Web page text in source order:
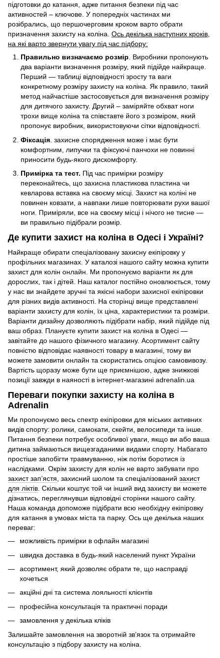
підготовки до катання, адже питання безпеки під час
активностей – ключове. У попередніх частинах ми
розібрались, що першочерговим кроком варто обрати
призначення захисту на коліна. Ось декілька наступних кроків,
на які варто звернути увагу під час підбору:
Правильно визначаємо розмір. Виробники пропонують
два варіанти визначення розміру, який підійде найкраще.
Перший — таблиці відповідності зросту та ваги
конкретному розміру захисту на коліна. Як правило, такий
метод найчастіше застосовується для визначення розміру
для дитячого захисту. Другий – заміряйте обхват ноги
трохи вище коліна та співставте його з розміром, який
пропонує виробник, використовуючи сітки відповідності.
Фіксація . захисне спорядження може і має бути
комфортним, липучки та фіксуючі панчохи не повинні
приносити будь-якого дискомфорту.
Примірка та тест. Під час примірки розміру
переконайтесь, що захисна пластикова пластина чи
кевларова вставка на своєму місці. Захист на коліні не
повинен ковзати, а навпаки лише повторювати рухи вашої
ноги. Приміряли, все на своєму місці і нічого не тисне —
ви правильно підібрали розмір.
Де купити захист на коліна в Одесі і Україні?
Найкраще обирати спеціалізовану захисну екіпіровку у
профільних магазинах. У каталозі нашого сайту можна купити
захист для колін онлайн. Ми пропонуємо варіанти як для
дорослих, так і дітей. Наш каталог постійно оновлюється, тому
у нас ви знайдете зручні та якісні набори захисної екіпіровки
для різних видів активності. На сторінці вище представлені
варіанти захисту для колін, їх ціна, характеристики та розміри.
Варіанти дизайну дозволяють підібрати набір, який підійде під
ваш образ. Плануєте купити захист на коліна в Одесі —
завітайте до нашого фізичного магазину. Асортимент сайту
повністю відповідає наявності товару в магазині, тому ви
можете замовити онлайн та скористатись опцією самовивозу.
Вартість щоразу може бути ще приємнішою, адже знижкові
позиції завжди в наяності в інтернет-магазині adrenalin.ua
Переваги покупки захисту на коліна в
Adrenalin
Ми пропонуємо весь спектр екіпіровки для міських активних
видів спорту: ролики, самокати, скейти, велосипеди та інше.
Питання безпеки потребує особливої уваги, якщо ви або ваша
дитина займаються вищезгаданими видами спорту. Набагато
простіше запобігти травмуванню, ніж потім боротися із
наслідками. Окрім захисту для колін не варто забувати про
захист зап’ястя , захисний шолом та спеціалізований захист
для ліктів . Скільки коштує той чи інший вид захисту ви можете
дізнатись, переглянувши відповідні сторінки нашого сайту.
Наша команда допоможе підібрати всю необхідну екіпіровку
для катання в умовах міста та парку. Ось ще декілька наших
переваг:
можливість примірки в офлайн магазині
швидка доставка в будь-який населений пункт України
асортимент, який дозволяє обрати те, що насправді
хочеться
акційні дні та система лояльності клієнтів
професійна консультація та практичні поради
замовлення у декілька кліків
Залишайте замовлення на зворотній зв’язок та отримайте
консультацію з підбору захисту на коліна.